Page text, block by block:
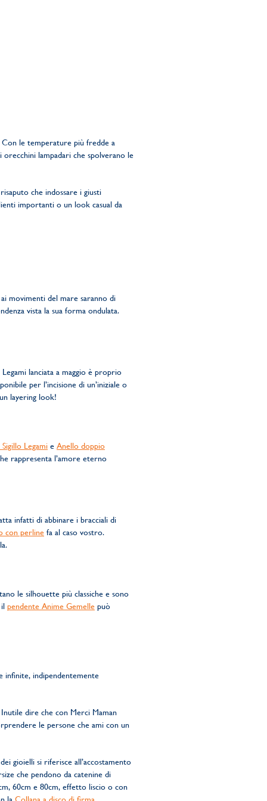
le temperature più fredde a
orecchini lampadari che spolverano le
che indossare i giusti
importanti o un look casual da
movimenti del mare saranno di
vista la sua forma ondulata.
lanciata a maggio è proprio
per l’incisione di un’iniziale o
layering look!
Legami e Anello doppio
rappresenta l’amore eterno
infatti di abbinare i bracciali di
con perline fa al caso vostro.
le silhouette più classiche e sono
pendente Anime Gemelle può
infinite, indipendentemente
dire che con Merci Maman
le persone che ami con un
gioielli si riferisce all’accostamento
che pendono da catenine di
60cm e 80cm, effetto liscio o con